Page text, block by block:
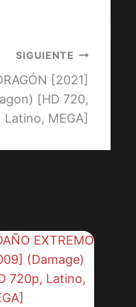
SIGUIENTE
[2021]
[HD 720,
Latino, MEGA]